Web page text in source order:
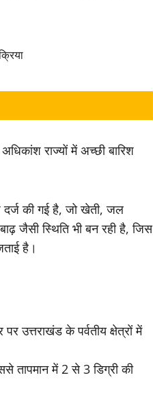
राज्यों में अच्छी बारिश
दर्ज की गई है, जो खेती, जल
जैसी स्थिति भी बन रही है, जिस
है।
उत्तराखंड के पर्वतीय क्षेत्रों में
तापमान में 2 से 3 डिग्री की